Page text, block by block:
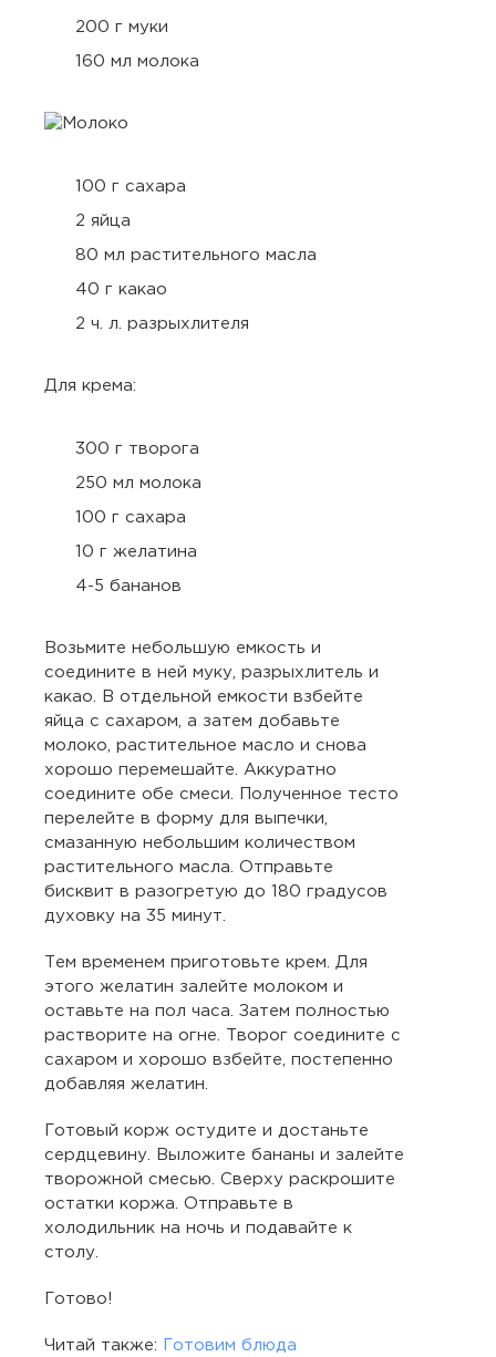
200 г муки
160 мл молока
100 г сахара
2 яйца
80 мл растительного масла
40 г какао
2 ч. л. разрыхлителя
Для крема:
300 г творога
250 мл молока
100 г сахара
10 г желатина
4-5 бананов
Возьмите небольшую емкость и
соедините в ней муку, разрыхлитель и
какао. В отдельной емкости взбейте
яйца с сахаром, а затем добавьте
молоко, растительное масло и снова
хорошо перемешайте. Аккуратно
соедините обе смеси. Полученное тесто
перелейте в форму для выпечки,
смазанную небольшим количеством
растительного масла. Отправьте
бисквит в разогретую до 180 градусов
духовку на 35 минут.
Тем временем приготовьте крем. Для
этого желатин залейте молоком и
оставьте на пол часа. Затем полностью
растворите на огне. Творог соедините с
сахаром и хорошо взбейте, постепенно
добавляя желатин.
Готовый корж остудите и достаньте
сердцевину. Выложите бананы и залейте
творожной смесью. Сверху раскрошите
остатки коржа. Отправьте в
холодильник на ночь и подавайте к
столу.
Готово!
Читай также:
Готовим блюда